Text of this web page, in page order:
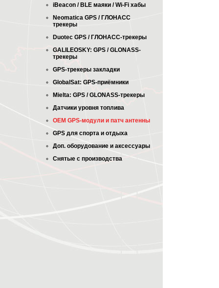
iBeacon / BLE маяки / Wi-Fi хабы
Neomatica GPS / ГЛОНАСС
трекеры
Duotec GPS / ГЛОНАСС-трекеры
GALILEOSKY: GPS / GLONASS-
трекеры
GPS-трекеры закладки
GlobalSat: GPS-приёмники
Mielta: GPS / GLONASS-трекеры
Датчики уровня топлива
OEM GPS-модули и патч антенны
GPS для спорта и отдыха
Доп. оборудование и аксессуары
Снятые с производства